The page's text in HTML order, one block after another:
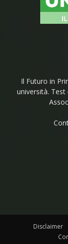
Il Futuro in
università.
Disclaimer